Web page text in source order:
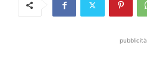
pubblicità